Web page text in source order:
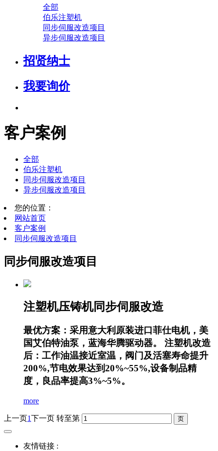
全部
伯乐注塑机
同步伺服改造项目
异步伺服改造项目
招贤纳士
我要询价
客户案例
全部
伯乐注塑机
同步伺服改造项目
异步伺服改造项目
您的位置：
网站首页
客户案例
同步伺服改造项目
同步伺服改造项目
注塑机压铸机同步伺服改造
最优方案：采用意大利原装进口菲仕电机，美
国艾伯特油泵，蓝海华腾驱动器。 注塑机改造
后：工作油温接近室温，阀门及活塞寿命提升
200%,节电效果达到20%~55%,设备制品精
度，良品率提高3%~5%。
more
上一页1下一页 转至第
友情链接 :